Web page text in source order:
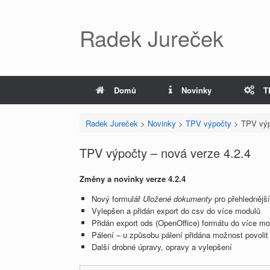
Radek Jureček
Domů Novinky
Radek Jureček > Novinky > TPV výpočty > TPV
TPV výpočty – nová verze 4.2.4
Změny a novinky verze 4.2.4
Nový formulář Uložené dokumentypro
Vylepšen a přidán export do csv do více modulů
Přidán export ods (OpenOffice) formátu do více
Pálení – u způsobu pálení přidána možnost
Další drobné úpravy, opravy a vylepšení